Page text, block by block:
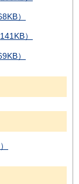
）
）
）